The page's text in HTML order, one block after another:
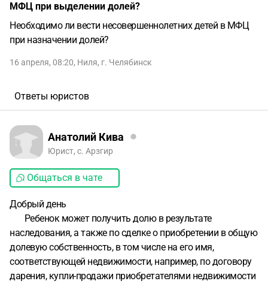
МФЦ при выделении долей?
Необходимо ли вести несовершеннолетних детей в МФЦ
при назначении долей?
16 апреля, 08:20, Ниля, г. Челябинск
Ответы юристов
Анатолий Кива
Юрист, с. Арзгир
Общаться в чате
Добрый день
Ребенок может получить долю в результате
наследования, а также по сделке о приобретении в общую
долевую собственность, в том числе на его имя,
соответствующей недвижимости, например, по договору
дарения, купли-продажи приобретателями недвижимости